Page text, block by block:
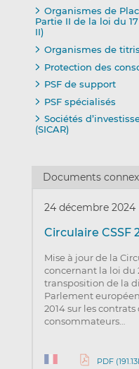
Organismes de
Partie II de la loi du
II)
Organismes de
Protection des
PSF de support
PSF spécialisés
Sociétés
(SICAR)
Documents
24 décembre 2024
Circulaire CSSF
Mise à jour de la
concernant la loi du
transposition de la
Parlement
2014 sur les
consommateurs…
PDF